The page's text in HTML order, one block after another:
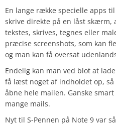
En lange række specielle apps
skrive direkte på en låst skærm,
tekstes, skrives, tegnes eller
præcise screenshots, som kan
og man kan få oversat
Endelig kan man ved blot at
få læst noget af indholdet op,
åbne hele mailen. Ganske
mange mails.
Nyt til S-Pennen på Note 9 var